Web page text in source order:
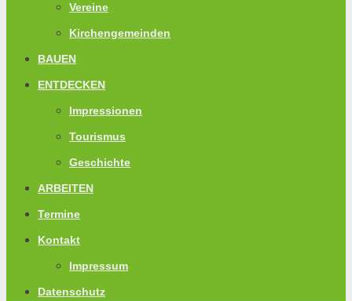
Vereine
Kirchengemeinden
BAUEN
ENTDECKEN
Impressionen
Tourismus
Geschichte
ARBEITEN
Termine
Kontakt
Impressum
Datenschutz